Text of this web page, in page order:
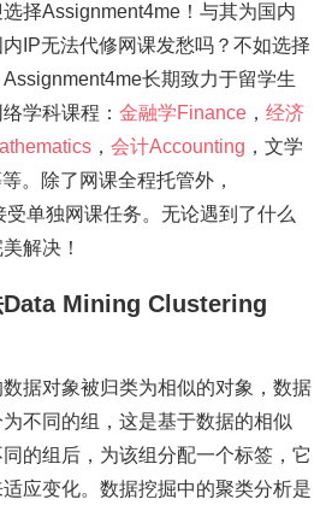
择Assignment4me！与其为国内
IP无法代修网课发愁吗？不如选择
长期致力于留学生
学科课程： 金融学Finance ， 经济
， 会计Accounting ，文学
。除了网课全程托管外，
单独网课任务。无论遇到了什么
解决！
Data Mining Clustering
据对象被归类为相似的对象，数据
不同的组，这是基于数据的相似
的组后，为该组分配一个标签，它
应变化。数据挖掘中的聚类分析是